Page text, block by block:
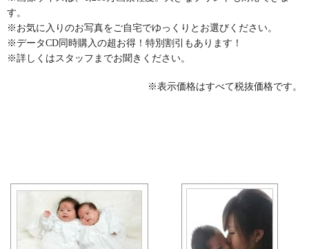
す。
※お気に入りのお写真をご自宅でゆっくりとお選びください。
※データCD同時購入の超お得！特別割引もあります！
※詳しくはスタッフまでお聞きください。
※表示価格はすべて税抜価格です。